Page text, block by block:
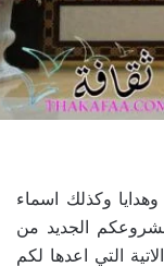
وهدايا وكذلك اسماء
الجديد من
التي اعدها لكم